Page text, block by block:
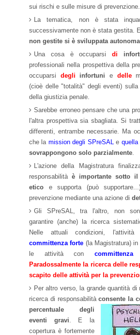
sui rischi e sulle misure di prevenzione.
La tematica, non è stata
successivamente non è stata gestita. E
non gestite si è sviluppata
Una cosa è occuparsi di
professionali nella prospettiva della
occuparsi degli infortunie delle
(cioè delle "totalità" degli eventi)
della giustizia penale.
Sarebbe erroneo pensare che una
l'altra prospettiva sia sbagliata. Si
differenti, entrambe necessarie. Ma
che la mission degli SPreSALe quella
sovrappongono solo parzialmente.
L'azione della Magistratura
responsabilità è importante sotto
etico e supporta (può
prevenzione mediante una azione di
Gli SPreSAL, tra l'altro, non
garantire (anche) la ricerca
Nelle attuali condizioni,
committenza forte (la Magistratura)
le attività con committenza
Paradossalmente la ricerca delle
scapito delle attività per la preve
Per altro verso, la grande quantità di
ricerca di responsabilitàconsente la
percentuale degli
eventi gravi. E la
copertura è fortemente